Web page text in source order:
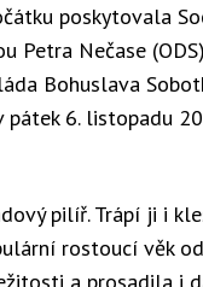
poskytovala
Petra Nečase
Bohuslava
pátek 6. listopadu
pilíř. Trápí ji i
rostoucí věk
a prosadila i